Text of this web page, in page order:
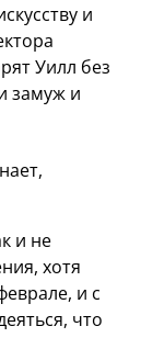
и
Уилл без
замуж и
и не
хотя
и с
что